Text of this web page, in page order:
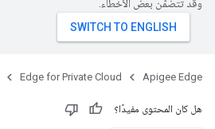
وقد تتضمّن بعض الأخطاء.
Apigee Edge
Edge for Private Cloud
هل كان المحتوى مفيدًا؟